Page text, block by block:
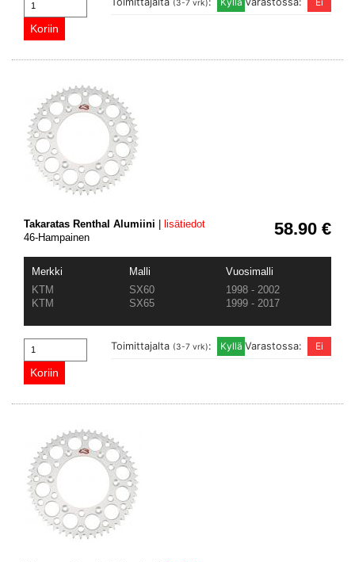
(3-7 vrk)
58.90 €
Takaratas Renthal Alumiini
lisätiedot
46-Hampainen
Merkki Malli
Vuosimalli
KTM
SX60
1998 - 2002
KTM
SX65 1999 - 2017
Varastossa:
Toimittajalta (3-7 vrk):